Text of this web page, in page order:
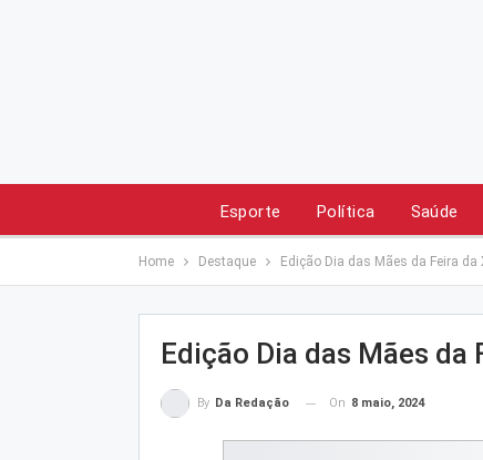
Esporte Política Saúde
Home Destaque Edição Dia das Mães da Feira
Edição Dia das Mães
By Da Redação On 8 maio, 2024